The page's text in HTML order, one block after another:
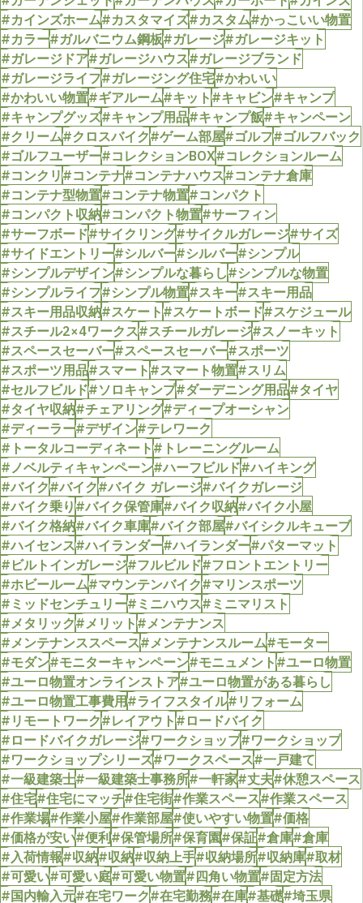
#カインズホーム#カスタマイズ#カスタム#かっこいい物置
#カラー#ガルバニウム鋼板#ガレージ#ガレージキット
#ガレージドア#ガレージハウス#ガレージブランド
#ガレージライフ#ガレージング住宅#かわいい
#かわいい物置#ギアルーム#キット#キャビン#キャンプ
#キャンプグッズ#キャンプ用品#キャンプ飯#キャンペーン
#クリーム#クロスバイク#ゲーム部屋#ゴルフ#ゴルフバック
#ゴルフユーザー#コレクションBOX#コレクションルーム
#コンクリ#コンテナ#コンテナハウス#コンテナ倉庫
#コンテナ型物置#コンテナ物置#コンパクト
#コンパクト収納#コンパクト物置#サーフィン
#サーフボード#サイクリング#サイクルガレージ#サイズ
#サイドエントリー#シルバー#シルバー#シンプル
#シンプルデザイン#シンプルな暮らし#シンプルな物置
#シンプルライフ#シンプル物置#スキー#スキー用品
#スキー用品収納#スケート#スケートボード#スケジュール
#スチール2×4ワークス#スチールガレージ#スノーキット
#スペースセーバー#スペースセーバー#スポーツ
#スポーツ用品#スマート#スマート物置#スリム
#セルフビルド#ソロキャンプ#ダーデニング用品#タイヤ
#タイヤ収納#チェアリング#ディープオーシャン
#ディーラー#デザイン#テレワーク
#トータルコーディネート#トレーニングルーム
#ノベルティキャンペーン#ハーフビルド#ハイキング
#バイク#バイク#バイク ガレージ#バイクガレージ
#バイク乗り#バイク保管庫#バイク収納#バイク小屋
#バイク格納#バイク車庫#バイク部屋#バイシクルキューブ
#ハイセンス#ハイランダー#ハイランダー#パターマット
#ビルトインガレージ#フルビルド#フロントエントリー
#ホビールーム#マウンテンバイク#マリンスポーツ
#ミッドセンチュリー#ミニハウス#ミニマリスト
#メタリック#メリット#メンテナンス
#メンテナンススペース#メンテナンスルーム#モーター
#モダン#モニターキャンペーン#モニュメント#ユーロ物置
#ユーロ物置オンラインストア#ユーロ物置がある暮らし
#ユーロ物置工事費用#ライフスタイル#リフォーム
#リモートワーク#レイアウト#ロードバイク
#ロードバイクガレージ#ワークショップ#ワークショップ
#ワークショップシリーズ#ワークスペース#一戸建て
#一級建築士#一級建築士事務所#一軒家#丈夫#休憩スペース
#住宅#住宅にマッチ#住宅街#作業スペース#作業スペース
#作業場#作業小屋#作業部屋#使いやすい物置#価格
#価格が安い#便利#保管場所#保育園#保証#倉庫#倉庫
#入荷情報#収納#収納#収納上手#収納場所#収納庫#取材
#可愛い#可愛い庭#可愛い物置#四角い物置#固定方法
#国内輸入元#在宅ワーク#在宅勤務#在庫#基礎#埼玉県